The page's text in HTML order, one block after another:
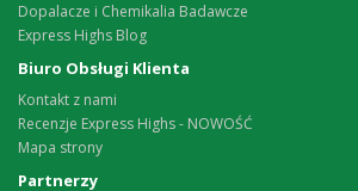
Dopalacze i Chemikalia Badawcze
Express Highs Blog
Biuro Obsługi Klienta
Kontakt z nami
Recenzje Express Highs - NOWOŚĆ
Mapa strony
Partnerzy